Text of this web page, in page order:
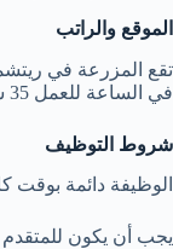
الموقع والراتب
في الساعة للعمل 35 ساعة في الأسبوع.
شروط التوظيف
الوظيفة دائمة بوقت
يجب أن يكون للمتقدم